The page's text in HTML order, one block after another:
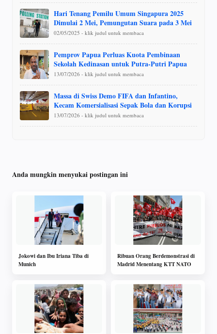
Hari Tenang Pemilu Umum Singapura 2025
Dimulai 2 Mei, Pemungutan Suara pada 3 Mei
02/05/2025 - klik judul untuk membaca
Pemprov Papua Perluas Kuota Pembinaan
Sekolah Kedinasan untuk Putra-Putri Papua
13/07/2026 - klik judul untuk membaca
Massa di Swiss Demo FIFA dan Infantino,
Kecam Komersialisasi Sepak Bola dan Korupsi
13/07/2026 - klik judul untuk membaca
Anda mungkin menyukai postingan ini
Jokowi dan Ibu Iriana Tiba di
Munich
Ribuan Orang Berdemonstrasi di
Madrid Menentang KTT NATO